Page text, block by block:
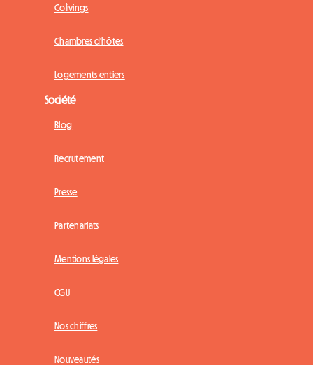
Colivings
Chambres d'hôtes
Logements entiers
Société
Blog
Recrutement
Presse
Partenariats
Mentions légales
CGU
Nos chiffres
Nouveautés